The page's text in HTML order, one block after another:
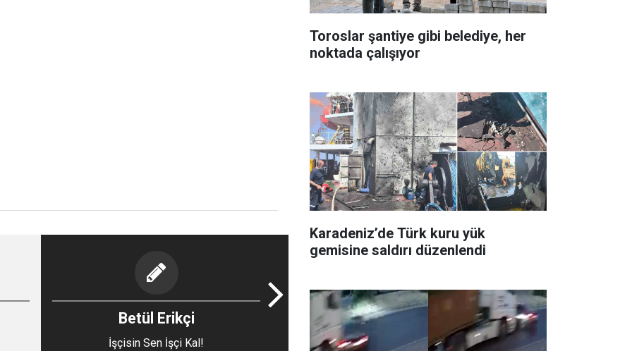
Betül Erikçi
İşçisin Sen İşçi Kal!
Toroslar şantiye gibi belediye, her
noktada çalışıyor
Karadeniz’de Türk kuru yük
gemisine saldırı düzenlendi